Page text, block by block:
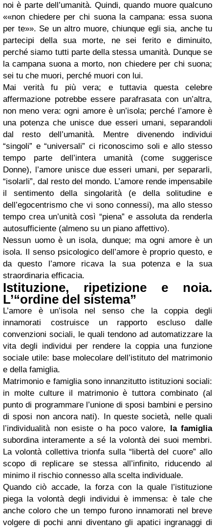
noi è parte dell’umanità. Quindi, quando muore qualcuno
«non chiedere per chi suona la campana: essa suona
per te» . Se un altro muore, chiunque egli sia, anche tu
partecipi della sua morte, ne sei ferito e diminuito,
perché siamo tutti parte della stessa umanità. Dunque se
la campana suona a morto, non chiedere per chi suona;
sei tu che muori, perché muori con lui.
Mai verità fu più vera; e tuttavia questa celebre
affermazione potrebbe essere parafrasata con un’altra,
non meno vera: ogni amore è un’isola; perché l’amore è
una potenza che unisce due esseri umani, separandoli
dal resto dell’umanità. Mentre divenendo individui
“singoli” e “universali” ci riconoscimo soli e allo stesso
tempo parte dell’intera umanità (come suggerisce
Donne), l’amore unisce due esseri umani, per separarli,
“isolarli”, dal resto del mondo. L’amore rende impensabile
il sentimento della singolarità (e della solitudine e
dell’egocentrismo che vi sono connessi), ma allo stesso
tempo crea un’unità così “piena” e assoluta da renderla
autosufficiente (almeno su un piano affettivo).
Nessun uomo è un isola, dunque; ma ogni amore è un
isola. Il senso psicologico dell’amore è proprio questo, e
da questo l’amore ricava la sua potenza e la sua
straordinaria efficacia.
Istituzione, ripetizione e noia.
L’“ordine del sistema”
L’amore è un’isola nel senso che la coppia degli
innamorati costruisce un rapporto escluso dalle
convenzioni sociali, le quali tendono ad automatizzare la
vita degli individui per rendere la coppia una funzione
sociale utile: base molecolare dell’istituto del matrimonio
e della famiglia.
Matrimonio e famiglia sono innanzitutto istituzioni sociali:
in molte culture il matrimonio è tuttora combinato (al
punto di programmare l’unione di sposi bambini e persino
di sposi non ancora nati). In queste società, nelle quali
l’individualità non esiste o ha poco valore, la famiglia
subordina interamente a sé la volontà dei suoi membri.
La volontà collettiva trionfa sulla “libertà del cuore” allo
scopo di replicare se stessa all’infinito, riducendo al
minimo il rischio connesso alla scelta individuale.
Quando ciò accade, la forza con la quale l’istituzione
piega la volontà degli individui è immensa: è tale che
anche coloro che un tempo furono innamorati nel breve
volgere di pochi anni diventano gli apatici ingranaggi di